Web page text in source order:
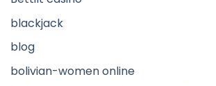
blackjack
blog
bolivian-women online